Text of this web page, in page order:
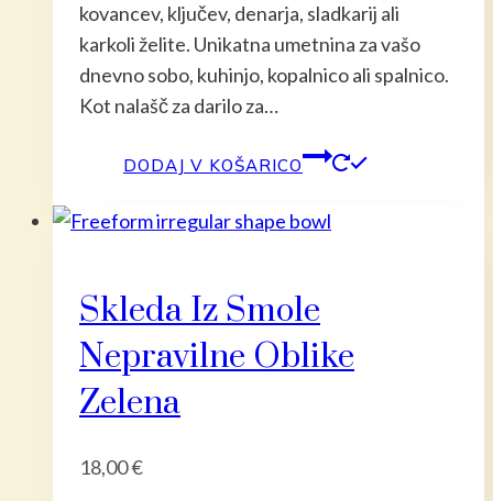
kovancev, ključev, denarja, sladkarij ali
karkoli želite. Unikatna umetnina za vašo
dnevno sobo, kuhinjo, kopalnico ali spalnico.
Kot nalašč za darilo za…
DODAJ V KOŠARICO
Skleda Iz Smole
Nepravilne Oblike
Zelena
18,00€